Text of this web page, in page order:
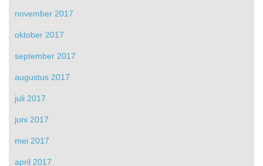
november 2017
oktober 2017
september 2017
augustus 2017
juli 2017
juni 2017
mei 2017
april 2017